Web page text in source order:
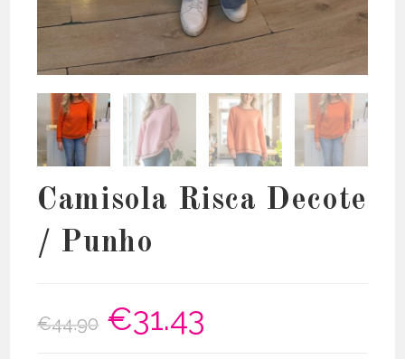
Camisola Risca Decote
/ Punho
€44.90
O
preço
original
€31.43